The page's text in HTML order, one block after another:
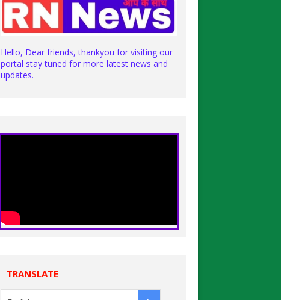
Hello, Dear friends, thankyou for visiting our
portal stay tuned for more latest news and
updates.
TRANSLATE